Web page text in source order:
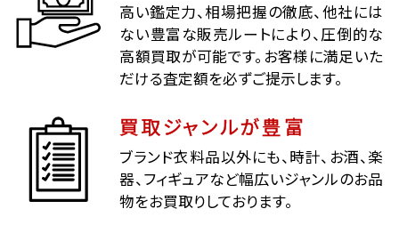
高い鑑定力、相場把握の徹底、他社には
ない豊富な販売ルートにより、圧倒的な
高額買取が可能です。お客様に満足いた
だける査定額を必ずご提示します。
買取ジャンルが豊富
ブランド衣料品以外にも、時計、お酒、楽
器、フィギュアなど幅広いジャンルのお品
物をお買取りしております。